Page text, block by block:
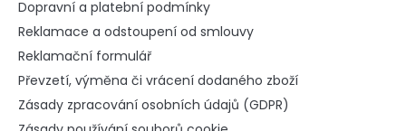
Dopravní a platební podmínky
Reklamace a odstoupení od smlouvy
Reklamační formulář
Převzetí, výměna či vrácení dodaného zboží
Zásady zpracování osobních údajů (GDPR)